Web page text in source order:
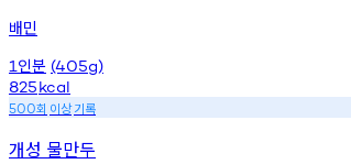
배민
1 인분 (405g)
825kcal
500회 이상기록
개성 물만두